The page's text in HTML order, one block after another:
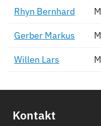
Rhyn Bernhard
Gerber Markus
Willen Lars
Kontakt